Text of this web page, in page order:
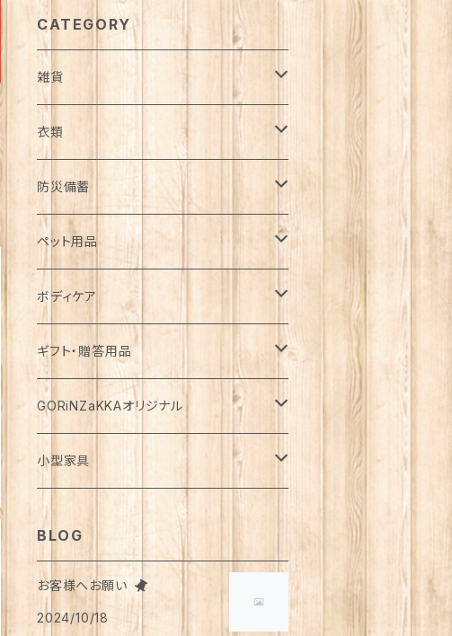
CATEGORY
雑貨
日用品雑貨
インテリア
カゴ・バスケット
エコバッグ
花瓶
鏡
お風呂・ランドリー
タオル
スリッパ
マスク
服飾雑貨
帽子
アクセサリー
マフラー・ストール
ブランケット
バッグ
スマホショルダーバッグ
ポーチ
キッチン雑貨
食器
お箸
カトラリー
ストロー
グラス
ガーデン雑貨
ジョウロ
鉢
はさみ
ステーショナリー
紙類
ノート
カード
ミニチュア
アウトドア
手芸用品
衣類
アウター
コート
ダウン
ジャケット
パーカー・ウィンドブレーカー
カーディガン
ブルゾン
トップス
長袖
半袖
五分丈、七分丈
ニット
ボトムス
スカート
キュロット
ワイドパンツ
ワンピース・チュニック
ルームウェア・パジャマ
アンダーウェア
レッグウェア
タイツ
メンズ
ボトムス
防災備蓄
防災用品
下着
食器・カトラリー
バッテリー
ブランケット・寝具
食料
パックご飯
お餅
麺類
飲料
水・炭酸水
ジュース
コーヒー
ペーパー類
トイレットペーパー
ティッシュペーパー
ライト
ろうそく
ペット用品
ドライフード
犬用
猫用
メダカ
ウェットフード
無添加・手作り（犬用）
猫用
缶詰
犬用
猫用
レトルト食品
犬用
猫用
おやつ
猫用
食器
犬用
衣類・服飾雑貨
ボディケア
基礎化粧品
化粧水
乳液
医薬部外品
メイク用品
ボディーソープ
ヘアケア
シャンプー
せっけん
洗顔
ハンドクリーム
ギフト・贈答用品
食品・飲料
食器類
タオル
洗剤
防災用品
GORiNZaKKAオリジナル
アパレル
Tシャツ
アクセサリー
イヤリング・ノンホールピアス
飲料
珈琲
小型家具
スツール
BLOG
お客様へお願い
2024/10/18